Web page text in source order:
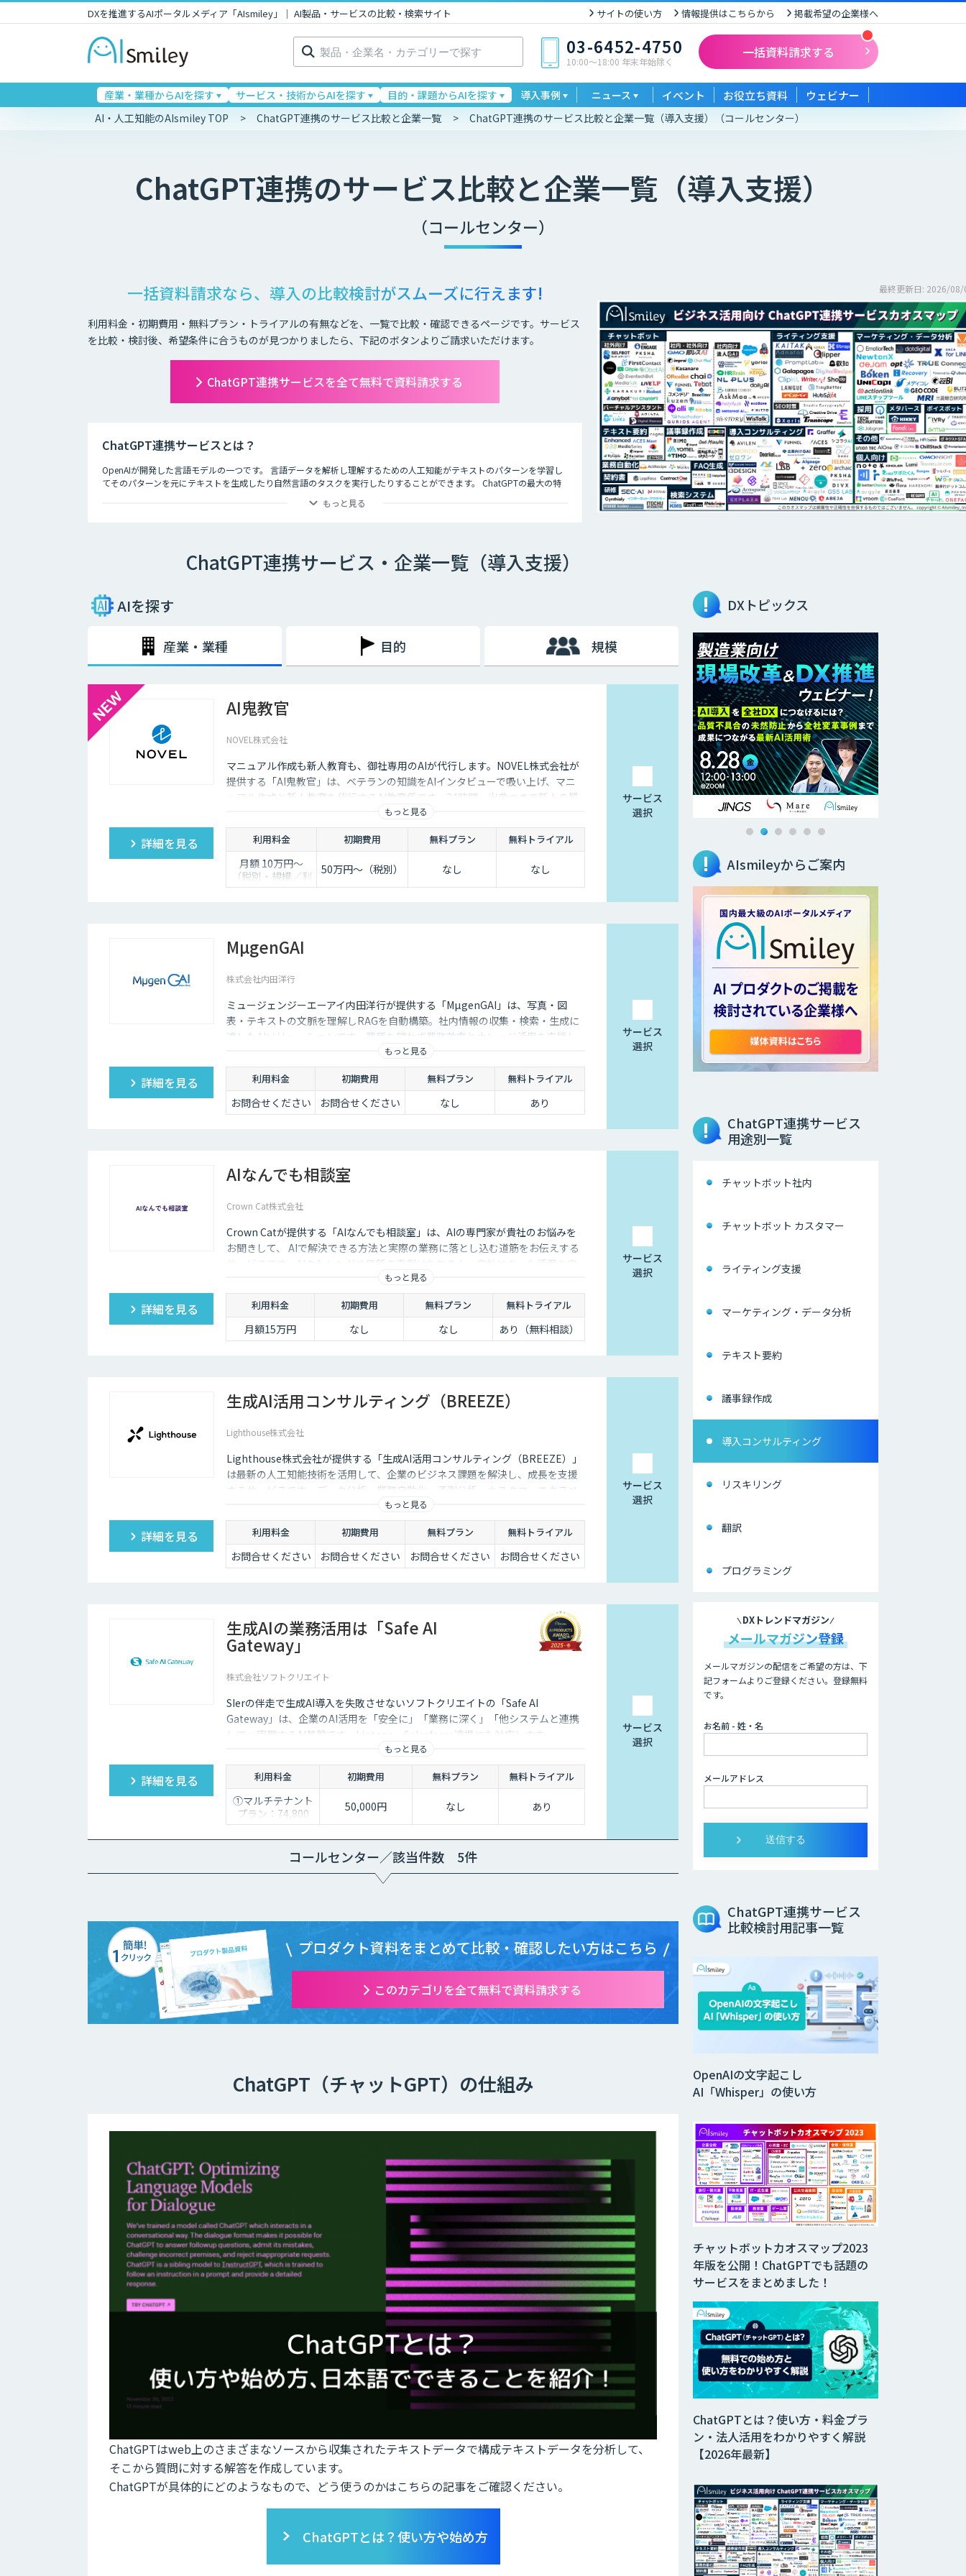
DXを推進するAIポータルメディア「AIsmiley」｜ AI製品・サービスの比較・検索サイト サイトの使い方 情報提供はこちらから 掲載希望の企業様へ
検
索: 03-6452-4750
10:00〜18:00 年末年始除く
一括資料請求する
産業・業種からAIを探す サービス・技術からAIを探す 目的・課題からAIを探す 導入事例 ニュース イベント お役立ち資料 ウェビナー
AI・人工知能のAIsmiley TOP ChatGPT連携のサービス比較と企業一覧 ChatGPT連携のサービス比較と企業一覧（導入支援） （コールセンター）
ChatGPT連携のサービス比較と企業一覧（導入支援）
（コールセンター）
一括資料請求なら、導入の比較検討がスムーズに行えます!
利用料金・初期費用・無料プラン・トライアルの有無などを、一覧で比較・確認できるページです。サービス
を比較・検討後、希望条件に合うものが見つかりましたら、下記のボタンよりご請求いただけます。
ChatGPT連携サービスを全て無料で資料請求する
最終更新日: 2026/08/
ChatGPT連携サービスとは？
OpenAIが開発した言語モデルの一つです。 言語データを解析し理解するための人工知能がテキストのパターンを学習し
てそのパターンを元にテキストを生成したり自然言語のタスクを実行したりすることができます。 ChatGPTの最大の特
もっと見る
ChatGPT連携サービス・企業一覧（導入支援）
AIを探す
産業・業種 目的 規模
AI鬼教官
NOVEL株式会社
マニュアル作成も新人教育も、御社専用のAIが代行します。NOVEL株式会社が
提供する「AI鬼教官」は、ベテランの知識をAIインタビューで吸い上げ、マニ
ュアル作成と新人教育を代行するAI教育係です。24時間・出典つきで新人の質
もっと見る
詳細を見る 利用料金 初期費用 無料プラン 無料トライアル
月額 10万円〜
（税別・規模／利
用人数により個別
50万円〜（税別） なし なし
サービス
選択
MµgenGAI
株式会社内田洋行
ミュージェンジーエーアイ内田洋行が提供する「MµgenGAI」は、写真・図
表・テキストの文脈を理解しRAGを自動構築。社内情報の収集・検索・生成に
適したAIソリューションです。業種を問わず業務効率とナレッジ活用を支援し
もっと見る
詳細を見る 利用料金 初期費用 無料プラン 無料トライアル
お問合せください お問合せください なし あり
サービス
選択
AIなんでも相談室
Crown Cat株式会社
Crown Catが提供する「AIなんでも相談室」は、AIの専門家が貴社のお悩みを
お聞きして、 AIで解決できる方法と実際の業務に落とし込む道筋をお伝えする
サービスです。AIのトレンドや最新の事例はもちろん、自社にあった活用を安
価にクイックに知ることができます。もっと見る
詳細を見る 利用料金 初期費用 無料プラン 無料トライアル
月額15万円 なし なし あり（無料相談）
サービス
選択
生成AI活用コンサルティング（BREEZE）
Lighthouse株式会社
Lighthouse株式会社が提供する「生成AI活用コンサルティング（BREEZE）」
は最新の人工知能技術を活用して、企業のビジネス課題を解決し、成長を支援
するサービスです。データ分析、業務自動化、予測分析、カスタマーエクスペ
リエンスの向上など、幅広いソリューションを提供します。貴社事業の実態に
合わせたAI活用戦略を構築し、競争力を高めます。
もっと見る
詳細を見る 利用料金 初期費用 無料プラン 無料トライアル
お問合せください お問合せください お問合せください お問合せください
サービス
選択
生成AIの業務活用は「Safe AI
Gateway」
株式会社ソフトクリエイト
SIerの伴走で生成AI導入を失敗させないソフトクリエイトの「Safe AI
Gateway」は、企業のAI活用を「安全に」「業務に深く」「他システムと連携
して」実現するAI基盤です。kintone・Salesforce連携にも対応します。
もっと見る
詳細を見る 利用料金 初期費用 無料プラン 無料トライアル
①マルチテナント
プラン：74,800
円/月
②スタータープラ
ン：49,800円/月
③スタンダードプ
ラン：89,800円/月
50,000円 なし あり
サービス
選択
コールセンター／該当件数 5件
プロダクト資料をまとめて比較・確認したい方はこちら
このカテゴリを全て無料で資料請求する
ChatGPT（チャットGPT）の仕組み
ChatGPTはweb上のさまざまなソースから収集されたテキストデータで構成テキストデータを分析して、
そこから質問に対する解答を作成しています。
ChatGPTが具体的にどのようなもので、どう使うのかはこちらの記事をご確認ください。
ChatGPTとは？使い方や始め方
DXトピックス
AIsmileyからご案内
ChatGPT連携サービス
用途別一覧
チャットボット社内
チャットボット カスタマー
ライティング支援
マーケティング・データ分析
テキスト要約
議事録作成
導入コンサルティング
リスキリング
翻訳
プログラミング
DXトレンドマガジン
メールマガジン登録
メールマガジンの配信をご希望の方は、下
記フォームよりご登録ください。登録無料
です。
お名前 - 姓・名
メールアドレス
ChatGPT連携サービス
比較検討用記事一覧
ChatGPTとは？使い方・料金プラ
ン・法人活用をわかりやすく解説
【2026年最新】
チャットボットカオスマップ2023
年版を公開！ChatGPTでも話題の
サービスをまとめました！
OpenAIの文字起こし
AI「Whisper」の使い方